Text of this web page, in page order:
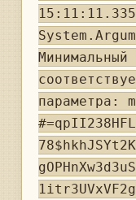
параметра: